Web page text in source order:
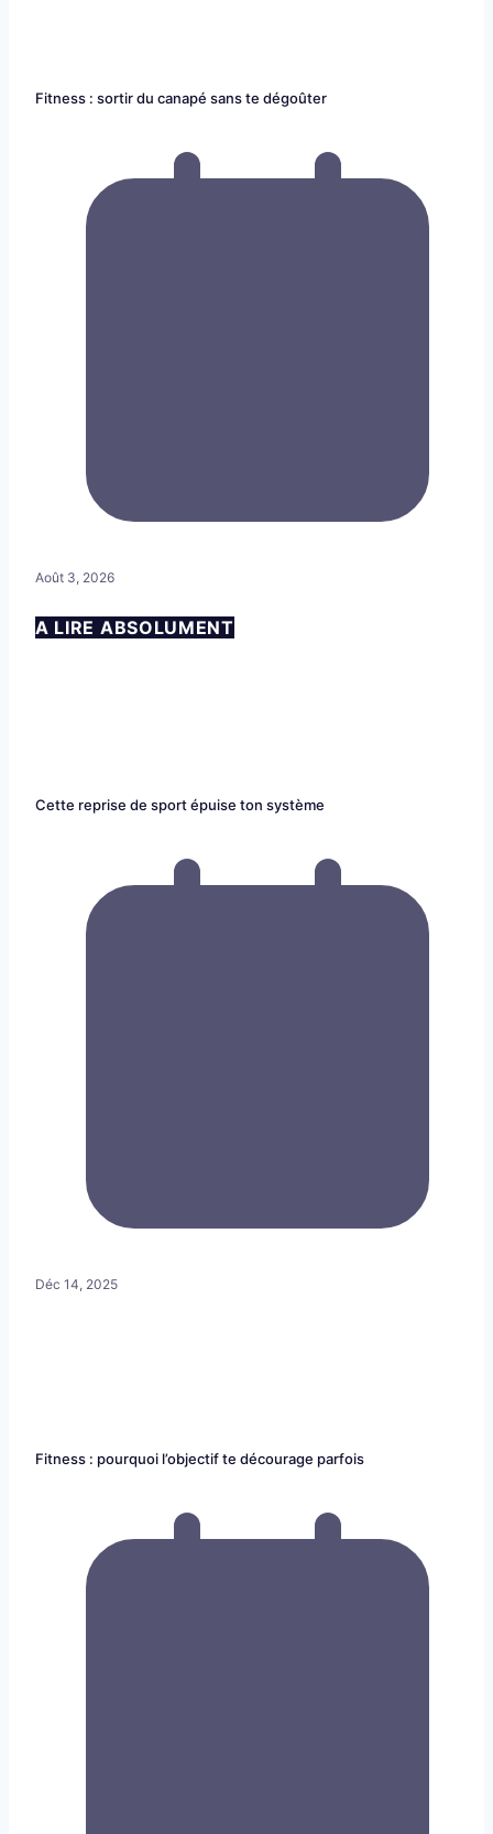
Fitness : sortir du canapé sans te dégoûter
Août 3, 2026
A LIRE ABSOLUMENT
Cette reprise de sport épuise ton système
Déc 14, 2025
Fitness : pourquoi l’objectif te décourage parfois